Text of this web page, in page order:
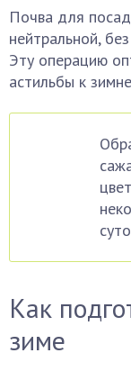
Почва для
нейтральной,
Эту операцию
астильбы к
Как
зиме